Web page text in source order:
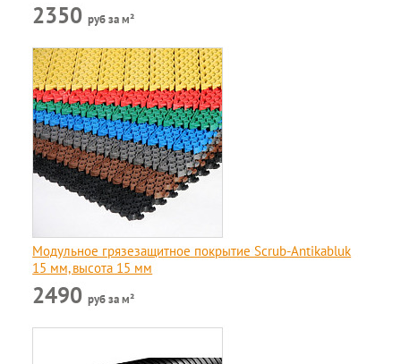
2350руб за м²
Модульное грязезащитное покрытие Scrub-Antikabluk
15 мм, высота 15 мм
2490руб за м²